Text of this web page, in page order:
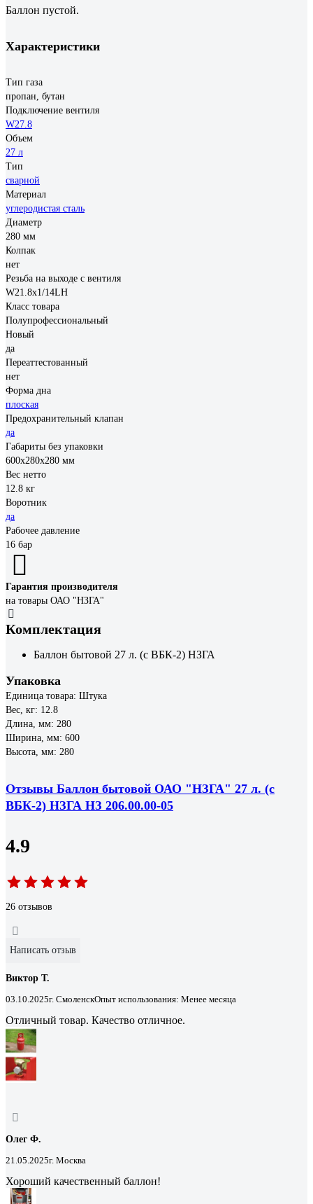
Баллон пустой.
Характеристики
Тип газа
пропан, бутан
Подключение вентиля
W27.8
Объем
27 л
Тип
сварной
Материал
углеродистая сталь
Диаметр
280 мм
Колпак
нет
Резьба на выходе с вентиля
W21.8х1/14LH
Класс товара
Полупрофессиональный
Новый
да
Переаттестованный
нет
Форма дна
плоская
Предохранительный клапан
да
Габариты без упаковки
600x280x280 мм
Вес нетто
12.8 кг
Воротник
да
Рабочее давление
16 бар
Гарантия производителя
на товары ОАО "НЗГА"
Комплектация
Баллон бытовой 27 л. (с ВБК-2) НЗГА
Упаковка
Единица товара: Штука
Вес, кг: 12.8
Длина, мм: 280
Ширина, мм: 600
Высота, мм: 280
Отзывы Баллон бытовой ОАО "НЗГА" 27 л. (с
ВБК-2) НЗГА НЗ 206.00.00-05
4.9
26 отзывов
Написать отзыв
Виктор Т.
03.10.2025г. СмоленскОпыт использования: Менее месяца
Отличный товар. Качество отличное.
Олег Ф.
21.05.2025г. Москва
Хороший качественный баллон!